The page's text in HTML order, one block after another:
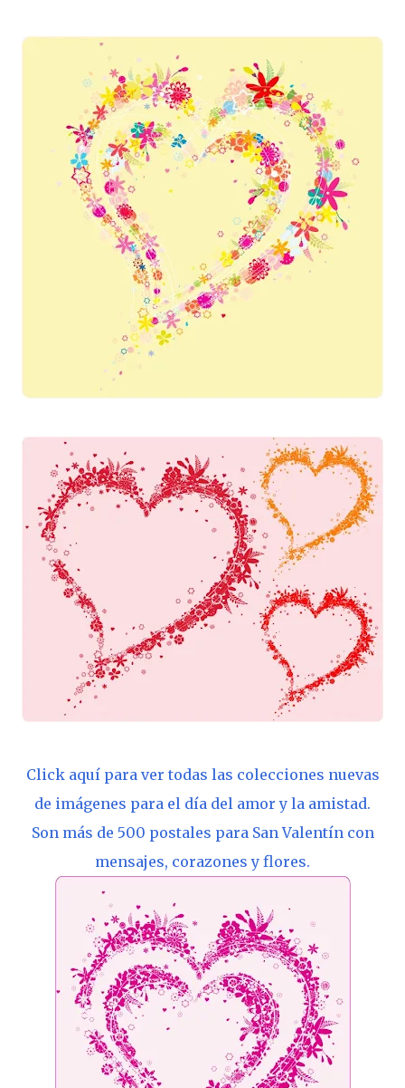
Click aquí para ver todas las colecciones nuevas
de imágenes para el día del amor y la amistad.
Son más de 500 postales para San Valentín con
mensajes, corazones y flores.